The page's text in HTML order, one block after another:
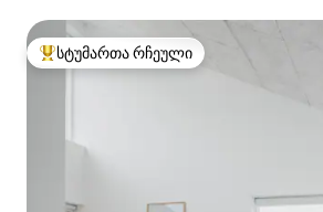
სტუმართა რჩეული მოწინავე ვარიანტი
სტუმართა რჩეული